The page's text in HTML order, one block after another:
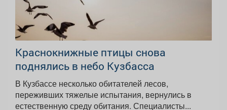
Краснокнижные птицы снова
поднялись в небо Кузбасса
В Кузбассе несколько обитателей лесов,
переживших тяжелые испытания, вернулись в
естественную среду обитания. Специалисты...